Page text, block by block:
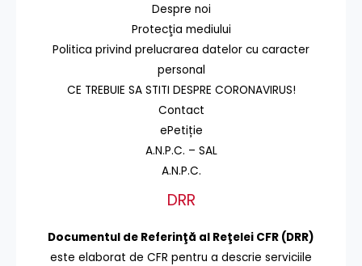
Despre noi
Protecţia mediului
Politica privind prelucrarea datelor cu caracter
personal
CE TREBUIE SA STITI DESPRE CORONAVIRUS!
Contact
ePetiție
A.N.P.C. – SAL
A.N.P.C.
DRR
Documentul de Referinţă al Reţelei CFR (DRR)
este elaborat de CFR pentru a descrie serviciile